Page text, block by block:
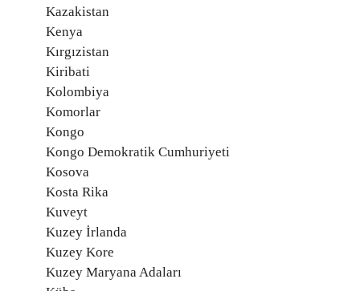
Kazakistan
Kenya
Kırgızistan
Kiribati
Kolombiya
Komorlar
Kongo
Kongo Demokratik Cumhuriyeti
Kosova
Kosta Rika
Kuveyt
Kuzey İrlanda
Kuzey Kore
Kuzey Maryana Adaları